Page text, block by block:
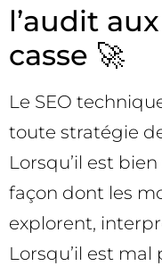
l’audit
casse 🚀
Le SEO
toute stratégie
Lorsqu’il est
façon dont les
explorent,
Lorsqu’il est mal